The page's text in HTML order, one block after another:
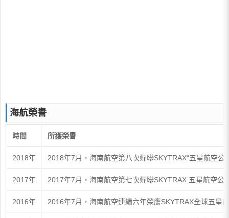
海航榮譽
時間 所獲榮譽
2018年 2018年7月，海南航空第八次蟬聯SKYTRAX“五星航空
2017年 2017年7月，海南航空第七次蟬聯SKYTRAX 五星航空公
2016年 2016年7月，海南航空連續六年榮膺SKYTRAX全球五星